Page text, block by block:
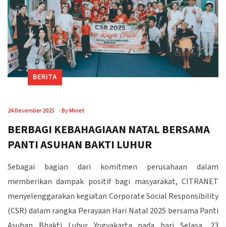
BERITA
24 Desember 2025 -By Minet
BERBAGI KEBAHAGIAAN NATAL BERSAMA
PANTI ASUHAN BAKTI LUHUR
Sebagai bagian dari komitmen perusahaan dalam
memberikan dampak positif bagi masyarakat, CITRANET
menyelenggarakan kegiatan Corporate Social Responsibility
(CSR) dalam rangka Perayaan Hari Natal 2025 bersama Panti